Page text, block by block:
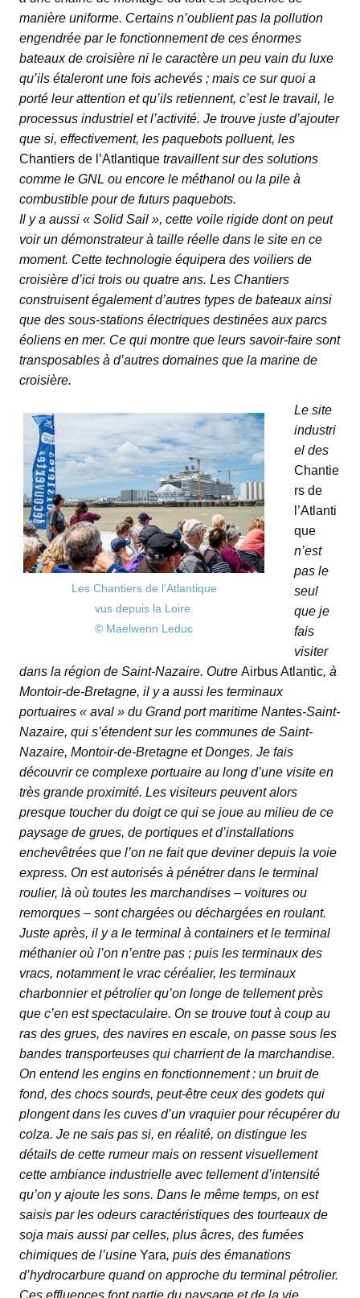
manière uniforme. Certains n’oublient pas la pollution
engendrée par le fonctionnement de ces énormes
bateaux de croisière ni le caractère un peu vain du luxe
qu’ils étaleront une fois achevés ; mais ce sur quoi a
porté leur attention et qu’ils retiennent, c’est le travail, le
processus industriel et l’activité. Je trouve juste d’ajouter
que si, effectivement, les paquebots polluent, les
Chantiers de l’Atlantique travaillent sur des solutions
comme le GNL ou encore le méthanol ou la pile à
combustible pour de futurs paquebots.
Il y a aussi « Solid Sail », cette voile rigide dont on peut
voir un démonstrateur à taille réelle dans le site en ce
moment. Cette technologie équipera des voiliers de
croisière d’ici trois ou quatre ans. Les Chantiers
construisent également d’autres types de bateaux ainsi
que des sous-stations électriques destinées aux parcs
éoliens en mer. Ce qui montre que leurs savoir-faire sont
transposables à d’autres domaines que la marine de
croisière.
Les Chantiers de l’Atlantique
vus depuis la Loire.
© Maelwenn Leduc
Le site
industri
el des
Chantie
rs de
l’Atlanti
que
n’est
pas le
seul
que je
fais
visiter
dans la région de Saint-Nazaire. Outre Airbus Atlantic, à
Montoir-de-Bretagne, il y a aussi les terminaux
portuaires « aval » du Grand port maritime Nantes-Saint-
Nazaire, qui s’étendent sur les communes de Saint-
Nazaire, Montoir-de-Bretagne et Donges. Je fais
découvrir ce complexe portuaire au long d’une visite en
très grande proximité. Les visiteurs peuvent alors
presque toucher du doigt ce qui se joue au milieu de ce
paysage de grues, de portiques et d’installations
enchevêtrées que l’on ne fait que deviner depuis la voie
express. On est autorisés à pénétrer dans le terminal
roulier, là où toutes les marchandises – voitures ou
remorques – sont chargées ou déchargées en roulant.
Juste après, il y a le terminal à containers et le terminal
méthanier où l’on n’entre pas ; puis les terminaux des
vracs, notamment le vrac céréalier, les terminaux
charbonnier et pétrolier qu’on longe de tellement près
que c’en est spectaculaire. On se trouve tout à coup au
ras des grues, des navires en escale, on passe sous les
bandes transporteuses qui charrient de la marchandise.
On entend les engins en fonctionnement : un bruit de
fond, des chocs sourds, peut-être ceux des godets qui
plongent dans les cuves d’un vraquier pour récupérer du
colza. Je ne sais pas si, en réalité, on distingue les
détails de cette rumeur mais on ressent visuellement
cette ambiance industrielle avec tellement d’intensité
qu’on y ajoute les sons. Dans le même temps, on est
saisis par les odeurs caractéristiques des tourteaux de
soja mais aussi par celles, plus âcres, des fumées
chimiques de l’usine Yara, puis des émanations
d’hydrocarbure quand on approche du terminal pétrolier.
Ces effluences font partie du paysage et de la vie